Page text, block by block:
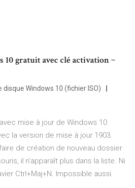
10 gratuit avec clé activation ~
Windows 10 (fichier ISO)
mise à jour de Windows 10
la version de mise à jour 1903.
de création de nouveau dossier
il n’apparaît plus dans la liste. Ni
Ctrl+Maj+N. Impossible aussi.